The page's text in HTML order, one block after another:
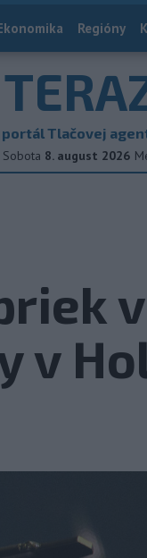
Regióny
Tlačovej
Sobota 8. august 2026
v